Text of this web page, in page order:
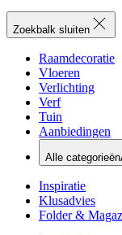
Zoekbalk sluiten
Raamdecoratie
Vloeren
Verlichting
Verf
Tuin
Aanbiedingen
Alle categorieën
Inspiratie
Klusadvies
Folder &